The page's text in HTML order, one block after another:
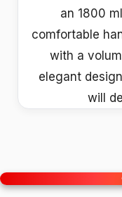
an 1800
comfortable
with a
elegant
will